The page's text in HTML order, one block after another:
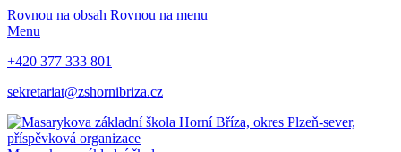
Rovnou na obsah Rovnou na menu
Menu
+420 377 333 801
sekretariat@zshornibriza.cz